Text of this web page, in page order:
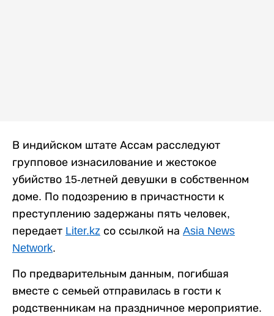
В индийском штате Ассам расследуют
групповое изнасилование и жестокое
убийство 15-летней девушки в собственном
доме. По подозрению в причастности к
преступлению задержаны пять человек,
передает Liter.kz со ссылкой на Asia News
Network.
По предварительным данным, погибшая
вместе с семьей отправилась в гости к
родственникам на праздничное мероприятие.